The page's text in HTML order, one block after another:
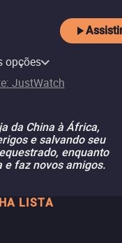
opções
: JustWatch
da China à África,
e salvando seu
enquanto
e faz novos amigos.
LISTA